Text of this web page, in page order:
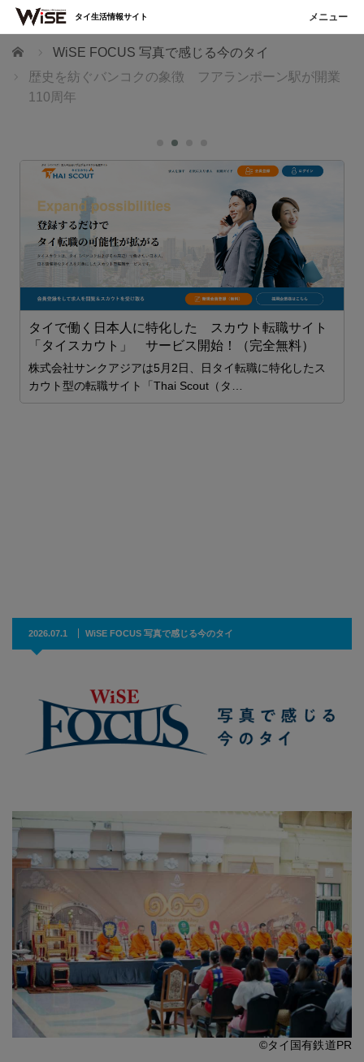
ホーム
WiSE FOCUS 写真で感じる今のタイ
歴史を紡ぐバンコクの象徴 フアランポーン駅が開業
110周年
タイで働く日本人に特化した スカウト転職サイト
「タイスカウト」 サービス開始！（完全無料）
株式会社サンクアジアは5月2日、日タイ転職に特化したス
カウト型の転職サイト「Thai Scout（タ…
2026.07.1 WiSE FOCUS 写真で感じる今のタイ
©タイ国有鉄道PR
タイ生活情報サイト